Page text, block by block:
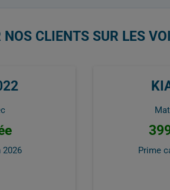
NOS CLIENTS SUR LES
2026 Prime